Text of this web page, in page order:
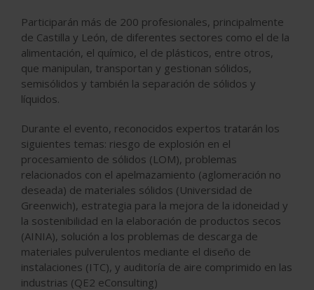
Participarán más de 200 profesionales, principalmente
de Castilla y León, de diferentes sectores como el de la
alimentación, el químico, el de plásticos, entre otros,
que manipulan, transportan y gestionan sólidos,
semisólidos y también la separación de sólidos y
líquidos.
Durante el evento, reconocidos expertos tratarán los
siguientes temas: riesgo de explosión en el
procesamiento de sólidos (LOM), problemas
relacionados con el apelmazamiento (aglomeración no
deseada) de materiales sólidos (Universidad de
Greenwich), estrategia para la mejora de la idoneidad y
la sostenibilidad en la elaboración de productos secos
(AINIA), solución a los problemas de descarga de
materiales pulverulentos mediante el diseño de
instalaciones (ITC), y auditoría de aire comprimido en las
industrias (QE2 eConsulting)